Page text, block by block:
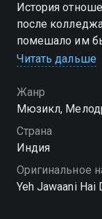
История
после
помешало им
встречаются
любви
Читать дальше
Жанр
Мюзикл,
Страна
Индия
Оригинальное
Yeh Jawaani Hai